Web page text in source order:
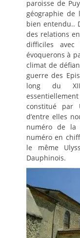
paroisse de
géographie de
bien entendu..
des relations
difficiles
évoquerons à
climat de
guerre des
long du
constitué par
d’entre elles
numéro de
numéro en
le même
Dauphinois.